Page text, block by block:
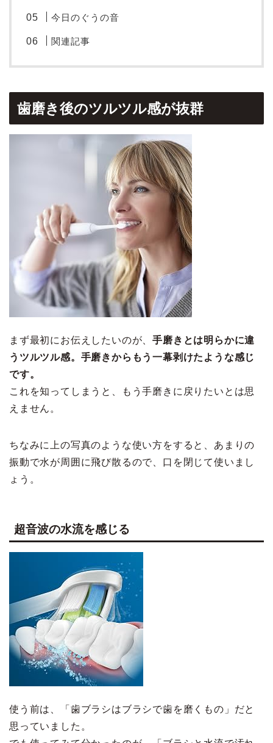
今日のぐうの音
関連記事
歯磨き後のツルツル感が抜群
まず最初にお伝えしたいのが、手磨きとは明らかに違
うツルツル感。手磨きからもう一幕剥けたような感じ
です。
これを知ってしまうと、もう手磨きに戻りたいとは思
えません。
ちなみに上の写真のような使い方をすると、あまりの
振動で水が周囲に飛び散るので、口を閉じて使いまし
ょう。
超音波の水流を感じる
使う前は、「歯ブラシはブラシで歯を磨くもの」だと
思っていました。